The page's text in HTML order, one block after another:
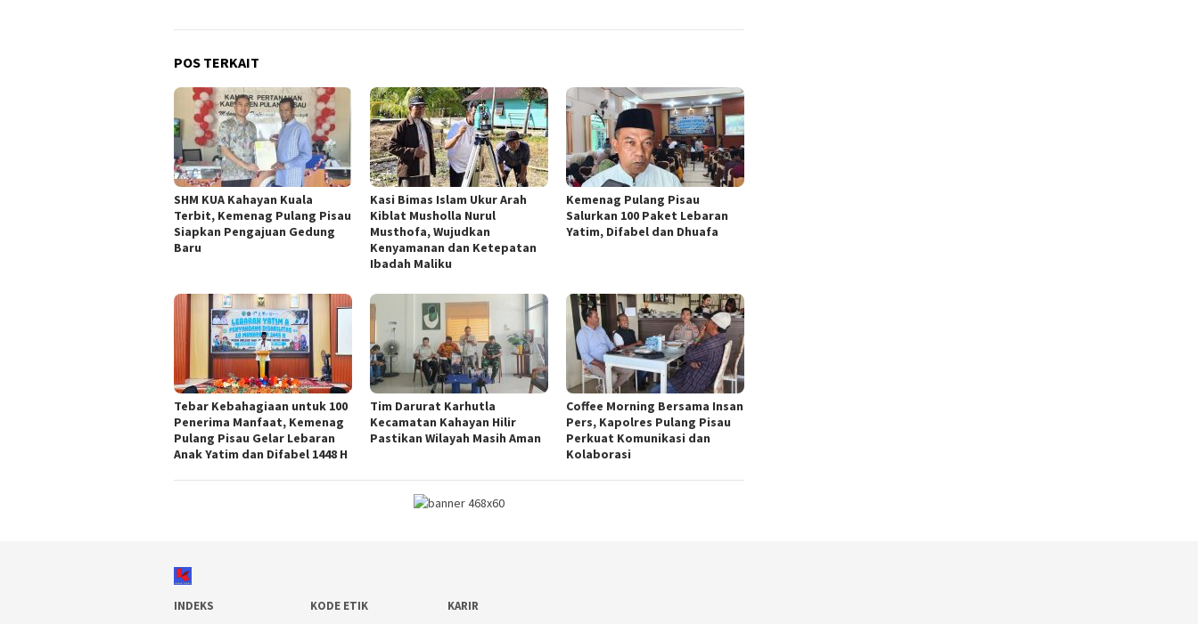
POS TERKAIT
SHM KUA Kahayan Kuala
Terbit, Kemenag Pulang Pisau
Siapkan Pengajuan Gedung
Baru
Kasi Bimas Islam Ukur Arah
Kiblat Musholla Nurul
Musthofa, Wujudkan
Kenyamanan dan Ketepatan
Ibadah Maliku
Kemenag Pulang Pisau
Salurkan 100 Paket Lebaran
Yatim, Difabel dan Dhuafa
Tebar Kebahagiaan untuk 100
Penerima Manfaat, Kemenag
Pulang Pisau Gelar Lebaran
Anak Yatim dan Difabel 1448 H
Tim Darurat Karhutla
Kecamatan Kahayan Hilir
Pastikan Wilayah Masih Aman
Coffee Morning Bersama Insan
Pers, Kapolres Pulang Pisau
Perkuat Komunikasi dan
Kolaborasi
INDEKS KODE ETIK
KARIR